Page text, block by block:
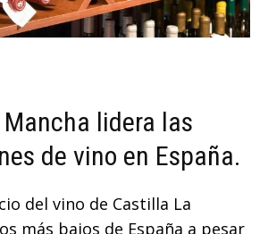
lidera las
de vino en España.
del vino de Castilla La
más bajos de España a pesar